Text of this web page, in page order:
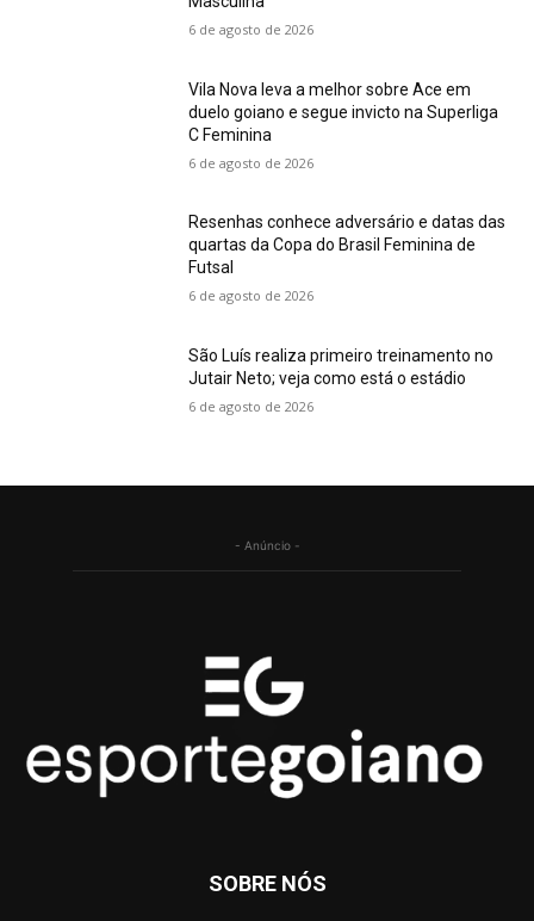
6 de agosto de 2026
Vila Nova leva a melhor sobre Ace em
duelo goiano e segue invicto na Superliga
C Feminina
6 de agosto de 2026
Resenhas conhece adversário e datas das
quartas da Copa do Brasil Feminina de
Futsal
6 de agosto de 2026
São Luís realiza primeiro treinamento no
Jutair Neto; veja como está o estádio
6 de agosto de 2026
- Anúncio -
SOBRE NÓS